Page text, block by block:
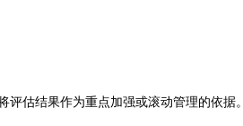
估结果作为重点加强或滚动管理的依据。